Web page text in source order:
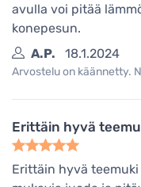
avulla voi pitää
konepesun.
A.P.
18.1.2024
Arvostelu on käännetty.
Erittäin hyvä
Erittäin hyvä